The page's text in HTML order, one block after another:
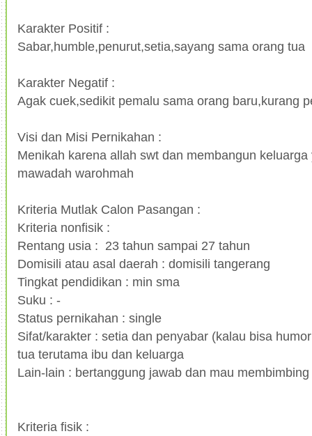
Karakter Positif :
Sabar,humble,penurut,setia,sayang sama orang tua
Karakter Negatif :
Agak cuek,sedikit pemalu sama orang baru,kurang
Visi dan Misi Pernikahan :
Menikah karena allah swt dan membangun
mawadah warohmah
Kriteria Mutlak Calon Pasangan :
Kriteria nonfisik :
Rentang usia : 23 tahun sampai 27 tahun
Domisili atau asal daerah : domisili tangerang
Tingkat pendidikan : min sma
Suku : -
Status pernikahan : single
Sifat/karakter : setia dan penyabar (kalau bisa
tua terutama ibu dan keluarga
Lain-lain : bertanggung jawab dan mau membimbing
Kriteria fisik :